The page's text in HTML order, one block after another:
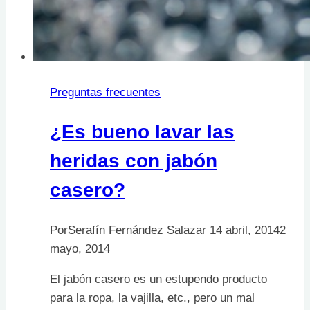
Preguntas frecuentes
¿Es bueno lavar las
heridas con jabón
casero?
PorSerafín Fernández Salazar 14 abril, 20142
mayo, 2014
El jabón casero es un estupendo producto
para la ropa, la vajilla, etc., pero un mal